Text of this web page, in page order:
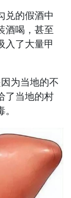
兑的假酒中
酒喝，甚至
入了大量甲
为当地的不
了当地的村